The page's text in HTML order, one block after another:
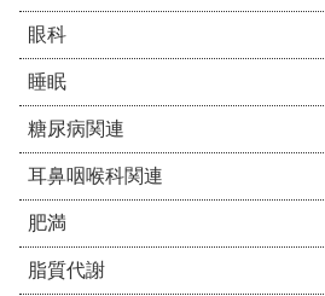
眼科
睡眠
糖尿病関連
耳鼻咽喉科関連
肥満
脂質代謝